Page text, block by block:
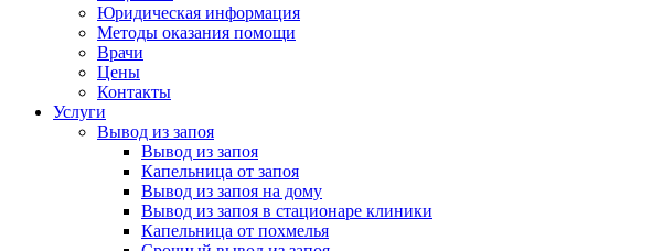
Юридическая информация
Методы оказания помощи
Врачи
Цены
Контакты
Услуги
Вывод из запоя
Вывод из запоя
Капельница от запоя
Вывод из запоя на дому
Вывод из запоя в стационаре клиники
Капельница от похмелья